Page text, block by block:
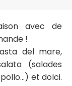
avec de
!
del mare,
(salades
et dolci.